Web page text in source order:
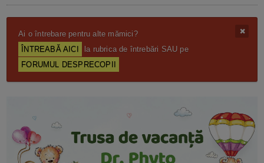
Ai o întrebare pentru alte mămici?
ÎNTREABĂ AICI
la rubrica de întrebări SAU pe
FORUMUL DESPRECOPII